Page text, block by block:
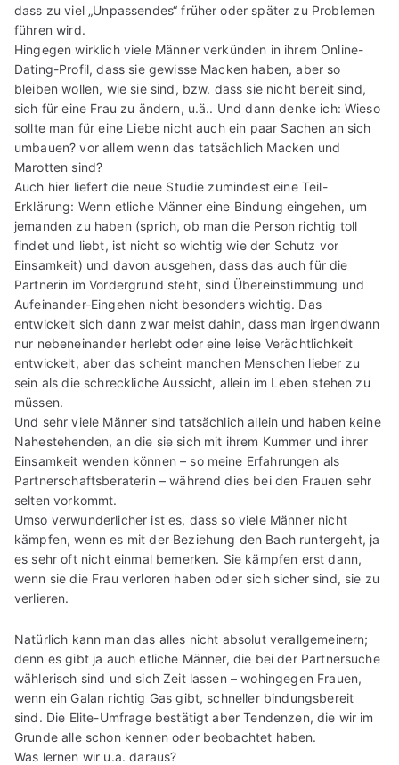
dass zu viel „Unpassendes“ früher oder später zu Problemen
führen wird.
Hingegen wirklich viele Männer verkünden in ihrem Online-
Dating-Profil, dass sie gewisse Macken haben, aber so
bleiben wollen, wie sie sind, bzw. dass sie nicht bereit sind,
sich für eine Frau zu ändern, u.ä.. Und dann denke ich: Wieso
sollte man für eine Liebe nicht auch ein paar Sachen an sich
umbauen? vor allem wenn das tatsächlich Macken und
Marotten sind?
Auch hier liefert die neue Studie zumindest eine Teil-
Erklärung: Wenn etliche Männer eine Bindung eingehen, um
jemanden zu haben (sprich, ob man die Person richtig toll
findet und liebt, ist nicht so wichtig wie der Schutz vor
Einsamkeit) und davon ausgehen, dass das auch für die
Partnerin im Vordergrund steht, sind Übereinstimmung und
Aufeinander-Eingehen nicht besonders wichtig. Das
entwickelt sich dann zwar meist dahin, dass man irgendwann
nur nebeneinander herlebt oder eine leise Verächtlichkeit
entwickelt, aber das scheint manchen Menschen lieber zu
sein als die schreckliche Aussicht, allein im Leben stehen zu
müssen.
Und sehr viele Männer sind tatsächlich allein und haben keine
Nahestehenden, an die sie sich mit ihrem Kummer und ihrer
Einsamkeit wenden können – so meine Erfahrungen als
Partnerschaftsberaterin – während dies bei den Frauen sehr
selten vorkommt.
Umso verwunderlicher ist es, dass so viele Männer nicht
kämpfen, wenn es mit der Beziehung den Bach runtergeht, ja
es sehr oft nicht einmal bemerken. Sie kämpfen erst dann,
wenn sie die Frau verloren haben oder sich sicher sind, sie zu
verlieren.
Natürlich kann man das alles nicht absolut verallgemeinern;
denn es gibt ja auch etliche Männer, die bei der Partnersuche
wählerisch sind und sich Zeit lassen – wohingegen Frauen,
wenn ein Galan richtig Gas gibt, schneller bindungsbereit
sind. Die Elite-Umfrage bestätigt aber Tendenzen, die wir im
Grunde alle schon kennen oder beobachtet haben.
Was lernen wir u.a. daraus?